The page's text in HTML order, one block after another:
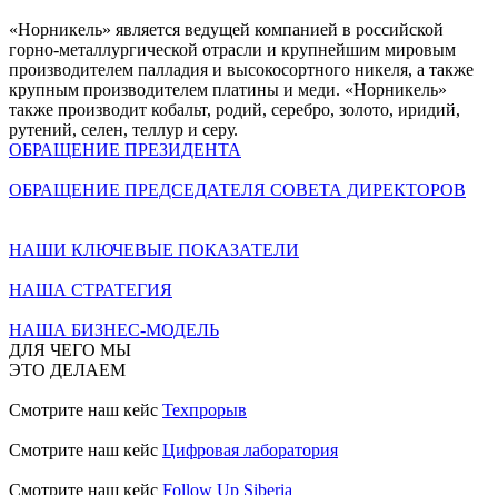
«Норникель» является ведущей компанией в российской
горно-металлургической отрасли и крупнейшим мировым
производителем палладия и высокосортного никеля, а также
крупным производителем платины и меди. «Норникель»
также производит кобальт, родий, серебро, золото, иридий,
рутений, селен, теллур и серу.
ОБРАЩЕНИЕ ПРЕЗИДЕНТА
ОБРАЩЕНИЕ ПРЕДСЕДАТЕЛЯ СОВЕТА ДИРЕКТОРОВ
НАШИ КЛЮЧЕВЫЕ ПОКАЗАТЕЛИ
НАША СТРАТЕГИЯ
НАША БИЗНЕС-МОДЕЛЬ
ДЛЯ ЧЕГО МЫ
ЭТО ДЕЛАЕМ
Смотрите наш кейс Техпрорыв
Смотрите наш кейс Цифровая лаборатория
Смотрите наш кейс Follow Up Siberia